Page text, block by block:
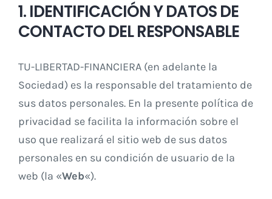
1. IDENTIFICACIÓN Y DATOS DE
CONTACTO DEL RESPONSABLE
TU-LIBERTAD-FINANCIERA (en adelante la
Sociedad) es la responsable del tratamiento de
sus datos personales. En la presente política de
privacidad se facilita la información sobre el
uso que realizará el sitio web de sus datos
personales en su condición de usuario de la
web (la «Web«).